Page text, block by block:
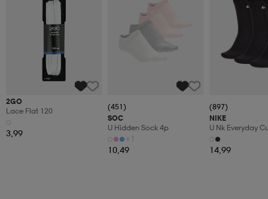
2GO
Lace Flat 120
3,99
(451)
SOC
U Hidden Sock 4p
+1
10,49
(897)
NIKE
U Nk Everyday
3pr
14,99